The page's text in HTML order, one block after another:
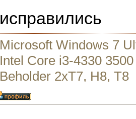
исправились
Microsoft Windows 7
Intel Core i3-4330
Beholder 2xT7, H8, T8